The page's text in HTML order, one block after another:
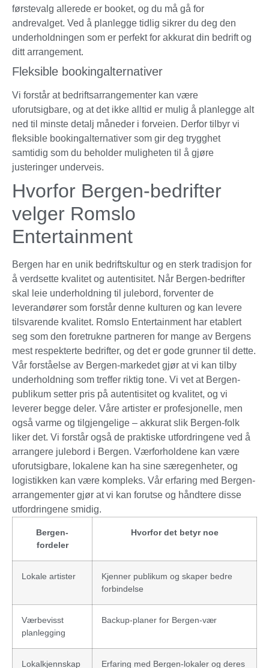
førstevalg allerede er booket, og du må gå for
andrevalget. Ved å planlegge tidlig sikrer du deg den
underholdningen som er perfekt for akkurat din bedrift og
ditt arrangement.
Fleksible bookingalternativer
Vi forstår at bedriftsarrangementer kan være
uforutsigbare, og at det ikke alltid er mulig å planlegge alt
ned til minste detalj måneder i forveien. Derfor tilbyr vi
fleksible bookingalternativer som gir deg trygghet
samtidig som du beholder muligheten til å gjøre
justeringer underveis.
Hvorfor Bergen-bedrifter
velger Romslo
Entertainment
Bergen har en unik bedriftskultur og en sterk tradisjon for
å verdsette kvalitet og autentisitet. Når Bergen-bedrifter
skal leie underholdning til julebord, forventer de
leverandører som forstår denne kulturen og kan levere
tilsvarende kvalitet. Romslo Entertainment har etablert
seg som den foretrukne partneren for mange av Bergens
mest respekterte bedrifter, og det er gode grunner til dette.
Vår forståelse av Bergen-markedet gjør at vi kan tilby
underholdning som treffer riktig tone. Vi vet at Bergen-
publikum setter pris på autentisitet og kvalitet, og vi
leverer begge deler. Våre artister er profesjonelle, men
også varme og tilgjengelige – akkurat slik Bergen-folk
liker det. Vi forstår også de praktiske utfordringene ved å
arrangere julebord i Bergen. Værforholdene kan være
uforutsigbare, lokalene kan ha sine særegenheter, og
logistikken kan være kompleks. Vår erfaring med Bergen-
arrangementer gjør at vi kan forutse og håndtere disse
utfordringene smidig.
Bergen-
fordeler
Hvorfor det betyr noe
Lokale artister
Kjenner publikum og skaper bedre
forbindelse
Værbevisst
planlegging
Backup-planer for Bergen-vær
Lokalkjennskap Erfaring med Bergen-lokaler og deres